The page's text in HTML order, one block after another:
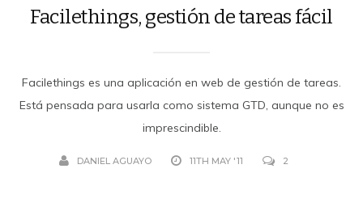
Facilethings, gestión de tareas fácil
Facilethings es una aplicación en web de gestión de tareas.
Está pensada para usarla como sistema GTD, aunque no es
imprescindible.
DANIEL AGUAYO 11TH MAY '11 2